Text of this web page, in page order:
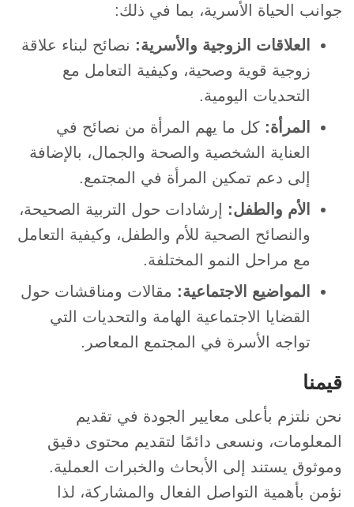
جوانب الحياة الأسرية، بما في ذلك:
العلاقات الزوجية والأسرية: نصائح لبناء علاقة
زوجية قوية وصحية، وكيفية التعامل مع
التحديات اليومية.
المرأة: كل ما يهم المرأة من نصائح في
العناية الشخصية والصحة والجمال، بالإضافة
إلى دعم تمكين المرأة في المجتمع.
الأم والطفل: إرشادات حول التربية الصحيحة،
والنصائح الصحية للأم والطفل، وكيفية التعامل
مع مراحل النمو المختلفة.
المواضيع الاجتماعية: مقالات ومناقشات حول
القضايا الاجتماعية الهامة والتحديات التي
تواجه الأسرة في المجتمع المعاصر.
قيمنا
نحن نلتزم بأعلى معايير الجودة في تقديم
المعلومات، ونسعى دائمًا لتقديم محتوى دقيق
وموثوق يستند إلى الأبحاث والخبرات العملية.
نؤمن بأهمية التواصل الفعال والمشاركة، لذا